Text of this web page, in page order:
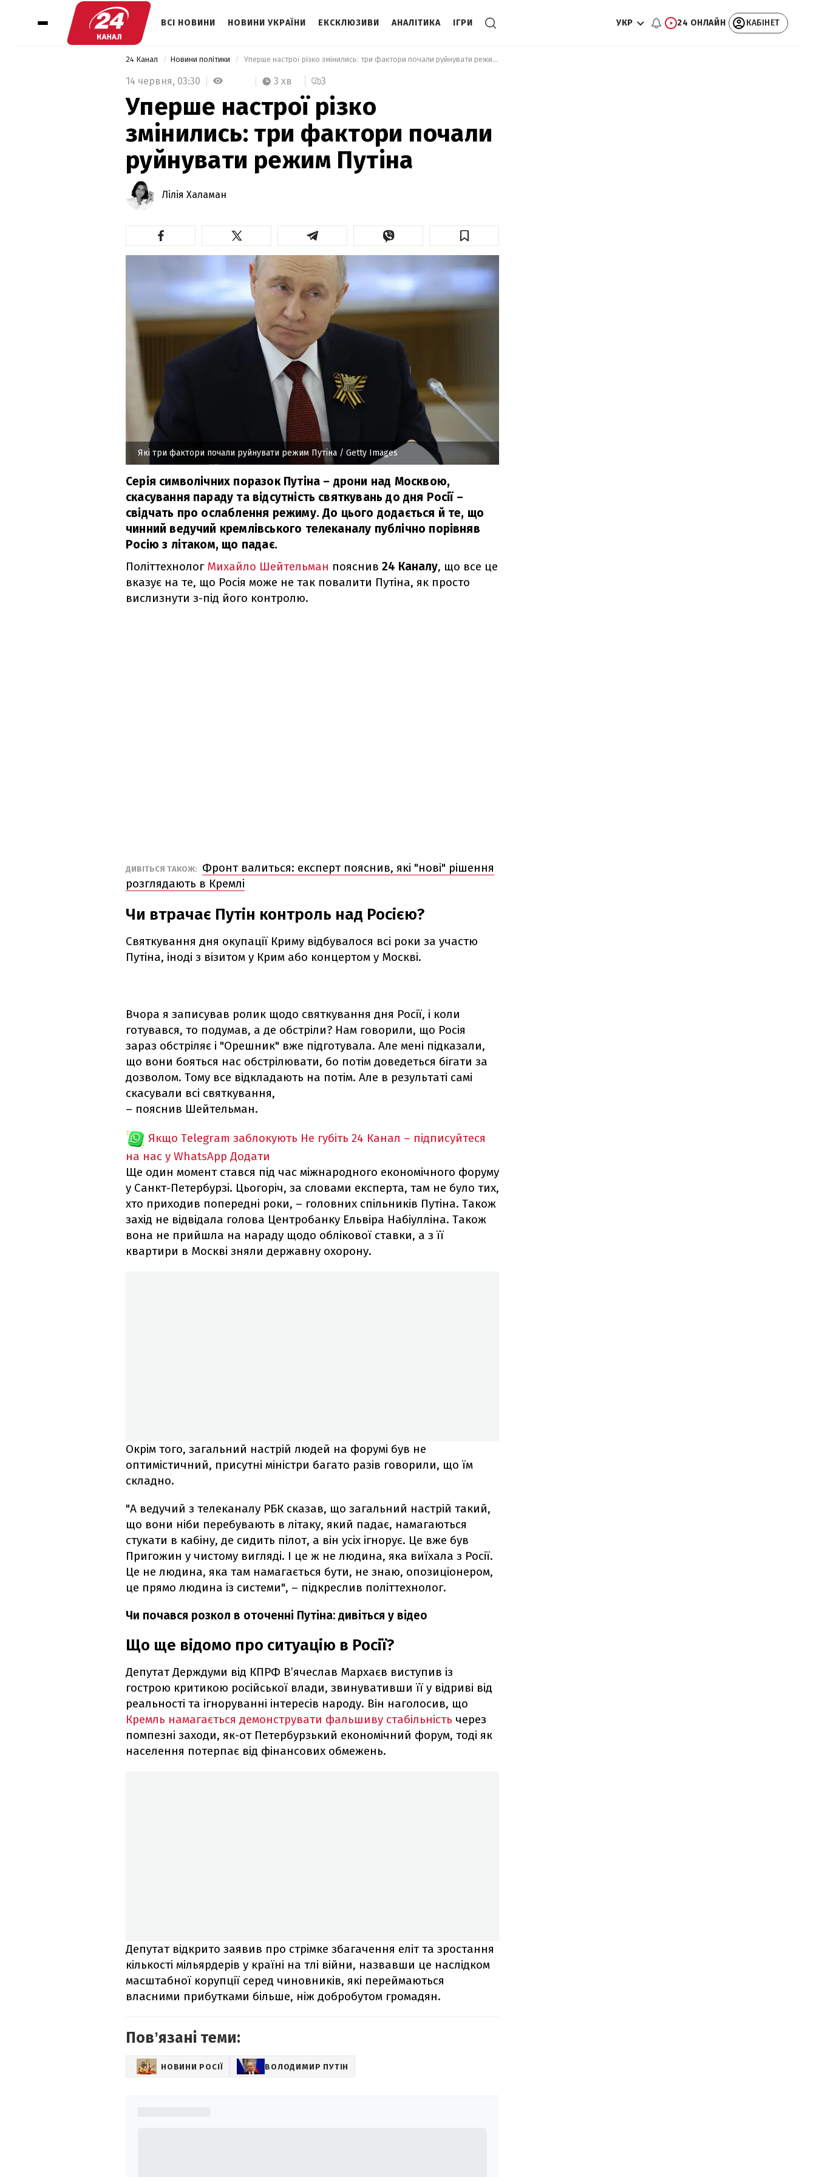
ВСІ НОВИНИ НОВИНИ УКРАЇНИ ЕКСКЛЮЗИВИ АНАЛІТИКА ІГРИ УКР 24 ОНЛАЙН КАБІНЕТ
24 Канал Новини політики Уперше настрої різко змінились: три фактори почали руйнувати режим Путіна
14 червня, 03:30 3 хв 3
Уперше настрої різко
змінились: три фактори почали
руйнувати режим Путіна
Лілія Халаман
Які три фактори почали руйнувати режим Путіна / Getty Images
Серія символічних поразок Путіна – дрони над Москвою,
скасування параду та відсутність святкувань до дня Росії –
свідчать про ослаблення режиму. До цього додається й те, що
чинний ведучий кремлівського телеканалу публічно порівняв
Росію з літаком, що падає.
Політтехнолог Михайло Шейтельман пояснив 24 Каналу, що все це
вказує на те, що Росія може не так повалити Путіна, як просто
вислизнути з-під його контролю.
ДИВІТЬСЯ ТАКОЖ:
Фронт валиться: експерт пояснив, які "нові" рішення
розглядають в Кремлі
Чи втрачає Путін контроль над Росією?
Святкування дня окупації Криму відбувалося всі роки за участю
Путіна, іноді з візитом у Крим або концертом у Москві.
Вчора я записував ролик щодо святкування дня Росії, і коли
готувався, то подумав, а де обстріли? Нам говорили, що Росія
зараз обстріляє і "Орешник" вже підготувала. Але мені підказали,
що вони бояться нас обстрілювати, бо потім доведеться бігати за
дозволом. Тому все відкладають на потім. Але в результаті самі
скасували всі святкування,
– пояснив Шейтельман.
Якщо Telegram заблокують Не губіть 24 Канал – підписуйтеся
на нас у WhatsApp Додати
Ще один момент стався під час міжнародного економічного форуму
у Санкт-Петербурзі. Цьогоріч, за словами експерта, там не було тих,
хто приходив попередні роки, – головних спільників Путіна. Також
захід не відвідала голова Центробанку Ельвіра Набіулліна. Також
вона не прийшла на нараду щодо облікової ставки, а з її
квартири в Москві зняли державну охорону.
Окрім того, загальний настрій людей на форумі був не
оптимістичний, присутні міністри багато разів говорили, що їм
складно.
"А ведучий з телеканалу РБК сказав, що загальний настрій такий,
що вони ніби перебувають в літаку, який падає, намагаються
стукати в кабіну, де сидить пілот, а він усіх ігнорує. Це вже був
Пригожин у чистому вигляді. І це ж не людина, яка виїхала з Росії.
Це не людина, яка там намагається бути, не знаю, опозиціонером,
це прямо людина із системи", – підкреслив політтехнолог.
Чи почався розкол в оточенні Путіна: дивіться у відео
Що ще відомо про ситуацію в Росії?
Депутат Держдуми від КПРФ В’ячеслав Мархаєв виступив із
гострою критикою російської влади, звинувативши її у відриві від
реальності та ігноруванні інтересів народу. Він наголосив, що
Кремль намагається демонструвати фальшиву стабільність через
помпезні заходи, як-от Петербурзький економічний форум, тоді як
населення потерпає від фінансових обмежень.
Депутат відкрито заявив про стрімке збагачення еліт та зростання
кількості мільярдерів у країні на тлі війни, назвавши це наслідком
масштабної корупції серед чиновників, які переймаються
власними прибутками більше, ніж добробутом громадян.
Повʼязані теми:
НОВИНИ РОСІЇ ВОЛОДИМИР ПУТІН